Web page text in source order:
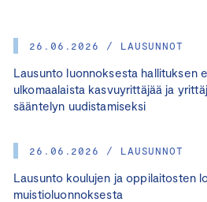
26.06.2026 / LAUSUNNOT
Lausunto luonnoksesta hallituksen
ulkomaalaista kasvuyrittäjää ja
sääntelyn uudistamiseksi
26.06.2026 / LAUSUNNOT
Lausunto koulujen ja oppilaitosten
muistioluonnoksesta